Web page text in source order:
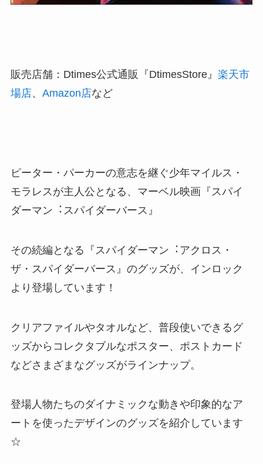
販売店舗：Dtimes公式通販『DtimesStore』 楽天市
場店、 Amazon店など
ピーター・パーカーの意志を継ぐ少年マイルス・
モラレスが主人公となる、マーベル映画『スパイ
ダーマン︓スパイダーバース』
その続編となる『スパイダーマン︓アクロス・
ザ・スパイダーバース』のグッズが、インロック
より登場しています！
クリアファイルやタオルなど、普段使いできるグ
ッズからコレクタブルなポスター、ポストカード
などさまざまなグッズがラインナップ。
登場人物たちのダイナミックな動きや印象的なア
ートを使ったデザインのグッズを紹介しています
☆